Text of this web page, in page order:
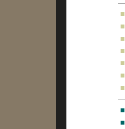
■
■
■
■
■
■
■
■
■